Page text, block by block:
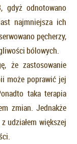
gdyż odnotowano
najmniejsza ich
pęcherzy,
bólowych.
że zastosowanie
może poprawić jej
taka terapia
zmian. Jednakże
udziałem większej